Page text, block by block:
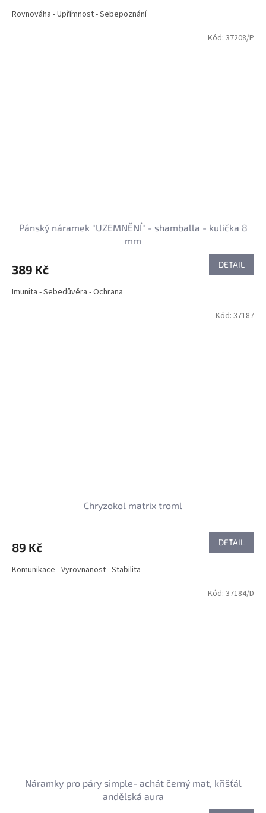
Rovnováha - Upřímnost - Sebepoznání
Pánský náramek "UZEMNĚNÍ" - shamballa - kulička 8
mm
389 Kč DETAIL
Imunita - Sebedůvěra - Ochrana
Kód: 37208/P
Chryzokol matrix troml
89 Kč DETAIL
Komunikace - Vyrovnanost - Stabilita
Kód: 37187
Náramky pro páry simple- achát černý mat, křišťál
andělská aura
Kód: 37184/D